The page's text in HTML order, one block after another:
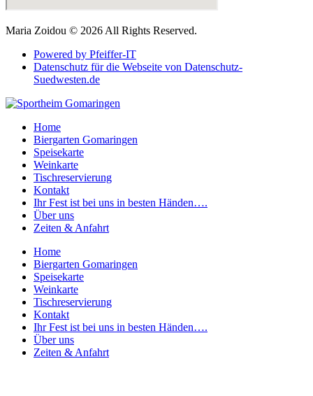
Maria Zoidou © 2026 All Rights Reserved.
Powered by Pfeiffer-IT
Datenschutz für die Webseite von Datenschutz-
Suedwesten.de
Home
Biergarten Gomaringen
Speisekarte
Weinkarte
Tischreservierung
Kontakt
Ihr Fest ist bei uns in besten Händen….
Über uns
Zeiten & Anfahrt
Home
Biergarten Gomaringen
Speisekarte
Weinkarte
Tischreservierung
Kontakt
Ihr Fest ist bei uns in besten Händen….
Über uns
Zeiten & Anfahrt